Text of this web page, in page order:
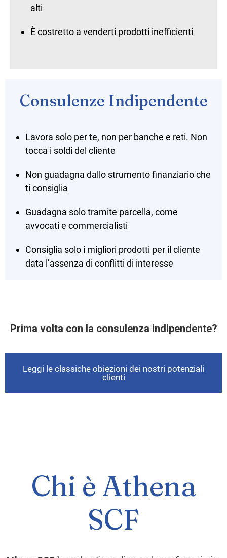
alti
È costretto a venderti prodotti inefficienti
Consulenze Indipendente
Lavora solo per te, non per banche e reti. Non
tocca i soldi del cliente
Non guadagna dallo strumento finanziario che
ti consiglia
Guadagna solo tramite parcella, come
avvocati e commercialisti
Consiglia solo i migliori prodotti per il cliente
data l’assenza di conflitti di interesse
Prima volta con la consulenza indipendente?
Leggi le classiche obiezioni dei nostri potenziali
clienti
Chi è Athena
SCF